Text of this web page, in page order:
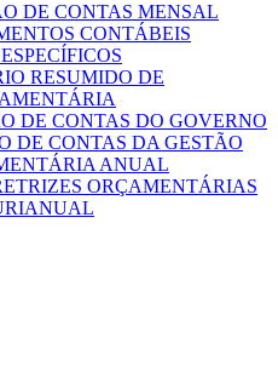
DE CONTAS MENSAL
CONTÁBEIS
RESUMIDO DE
DE CONTAS DO GOVERNO
DE CONTAS DA GESTÃO
ANUAL
ORÇAMENTÁRIAS